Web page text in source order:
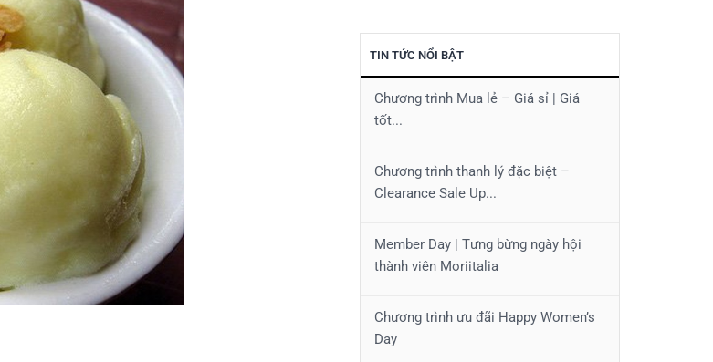
TIN TỨC NỔI BẬT
Chương trình Mua lẻ – Giá sỉ | Giá
tốt...
Chương trình thanh lý đặc biệt –
Clearance Sale Up...
Member Day | Tưng bừng ngày hội
thành viên Moriitalia
Chương trình ưu đãi Happy Women’s
Day